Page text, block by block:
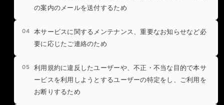
の案内のメールを送付するため
本サービスに関するメンテナンス、重要なお知らせなど必
要に応じたご連絡のため
利用規約に違反したユーザーや、不正・不当な目的で本サ
ービスを利用しようとするユーザーの特定をし、ご利用を
お断りするため